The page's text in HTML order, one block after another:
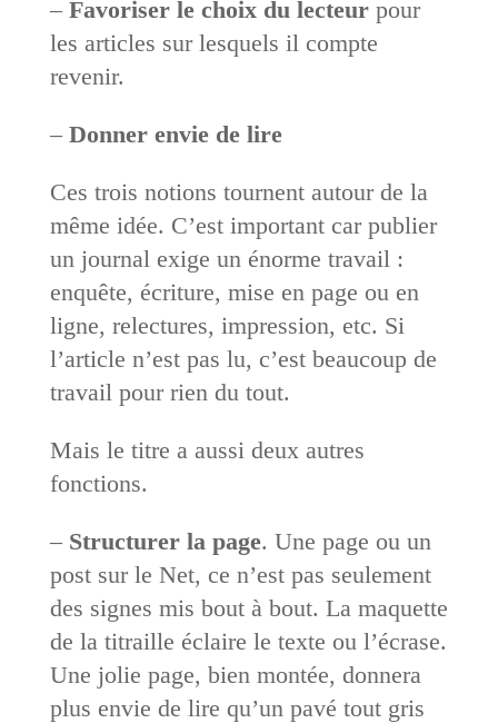
– Favoriser le choix du lecteurpour
les articles sur lesquels il compte
revenir.
– Donner envie de lire
Ces trois notions tournent autour de la
même idée. C’est important car publier
un journal exige un énorme travail :
enquête, écriture, mise en page ou en
ligne, relectures, impression, etc. Si
l’article n’est pas lu, c’est beaucoup de
travail pour rien du tout.
Mais le titre a aussi deux autres
fonctions.
– Structurer la page. Une page ou un
post sur le Net, ce n’est pas seulement
des signes mis bout à bout. La maquette
de la titraille éclaire le texte ou l’écrase.
Une jolie page, bien montée, donnera
plus envie de lire qu’un pavé tout gris